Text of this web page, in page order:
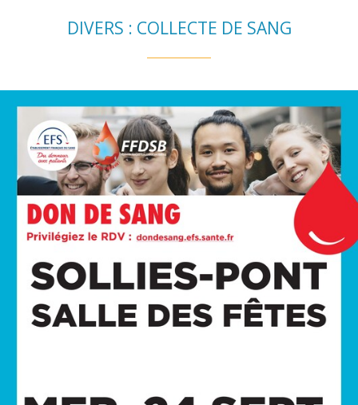
DIVERS : COLLECTE DE SANG